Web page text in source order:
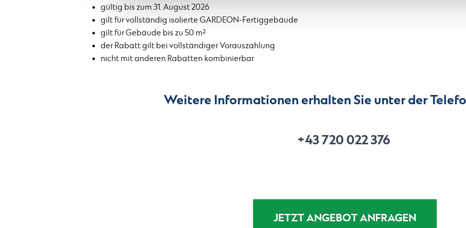
gültig bis zum 31. August 2026
gilt für vollständig isolierte GARDEON-Fertiggebäude
gilt für Gebäude bis zu 50 m²
der Rabatt gilt bei vollständiger Vorauszahlung
nicht mit anderen Rabatten kombinierbar
Weitere Informationen erhalten Sie unter der
+43 720 022 376
JETZT ANGEBOT ANFRAGEN